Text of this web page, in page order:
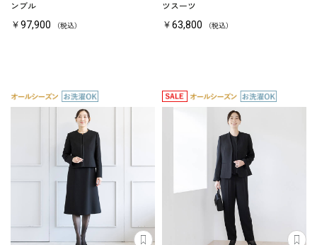
ンブル
￥97,900 （税込）
ツスーツ
￥63,800 （税込）